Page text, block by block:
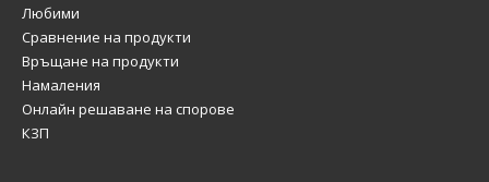
Любими
Сравнение на продукти
Връщане на продукти
Намаления
Онлайн решаване на спорове
КЗП